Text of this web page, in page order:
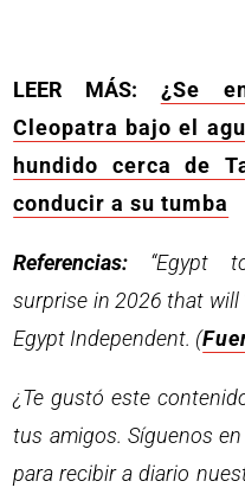
LEER MÁS:
¿Se
Cleopatra bajo el
hundido cerca de
conducir a su tumba
Referencias: “Egypt
surprise in 2026 that will
Egypt Independent. (
¿Te gustó este
tus amigos. Síguenos
para recibir a diario